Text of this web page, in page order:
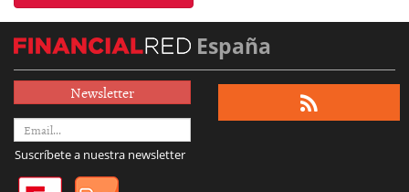
España
Newsletter
Suscríbete a nuestra newsletter